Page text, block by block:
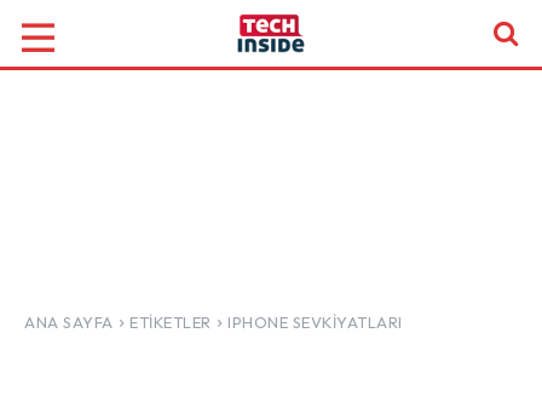
ANA SAYFA ETIKETLER IPHONE SEVKIYATLARI